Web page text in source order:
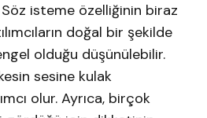
isteme özelliğinin biraz
doğal bir şekilde
olduğu düşünülebilir.
sesine kulak
olur. Ayrıca, birçok